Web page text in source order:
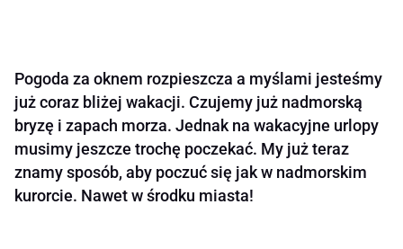
Pogoda za oknem rozpieszcza a myślami jesteśmy
już coraz bliżej wakacji. Czujemy już nadmorską
bryzę i zapach morza. Jednak na wakacyjne urlopy
musimy jeszcze trochę poczekać. My już teraz
znamy sposób, aby poczuć się jak w nadmorskim
kurorcie. Nawet w środku miasta!